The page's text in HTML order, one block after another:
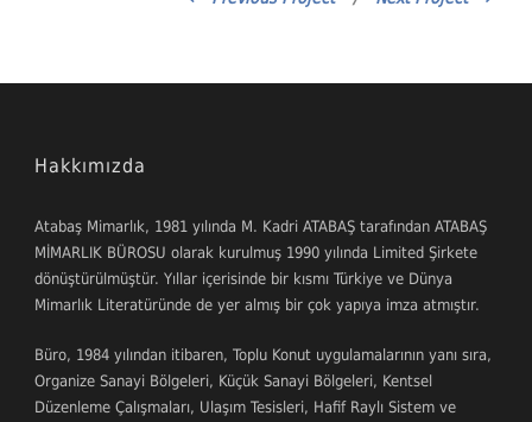
Hakkımızda
Atabaş Mimarlık, 1981 yılında M. Kadri ATABAŞ tarafından ATABAŞ
MİMARLIK BÜROSU olarak kurulmuş 1990 yılında Limited Şirkete
dönüştürülmüştür. Yıllar içerisinde bir kısmı Türkiye ve Dünya
Mimarlık Literatüründe de yer almış bir çok yapıya imza atmıştır.
Büro, 1984 yılından itibaren, Toplu Konut uygulamalarının yanı sıra,
Organize Sanayi Bölgeleri, Küçük Sanayi Bölgeleri, Kentsel
Düzenleme Çalışmaları, Ulaşım Tesisleri, Hafif Raylı Sistem ve